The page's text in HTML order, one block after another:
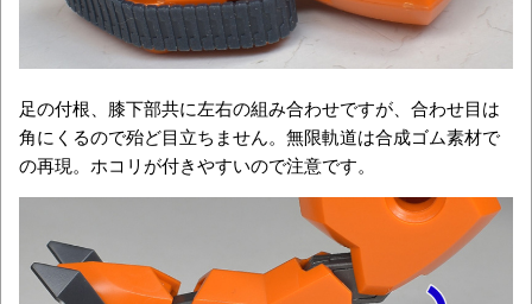
足の付根、膝下部共に左右の組み合わせですが、合わせ目は
角にくるので殆ど目立ちません。無限軌道は合成ゴム素材で
の再現。ホコリが付きやすいので注意です。